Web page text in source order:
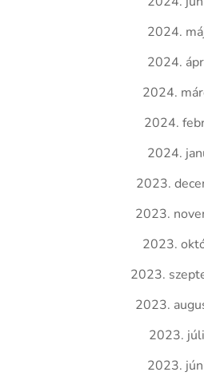
2024.
2024.
2024.
2024.
2024.
2023.
2023.
2023.
2023.
2023.
2023.
2023.